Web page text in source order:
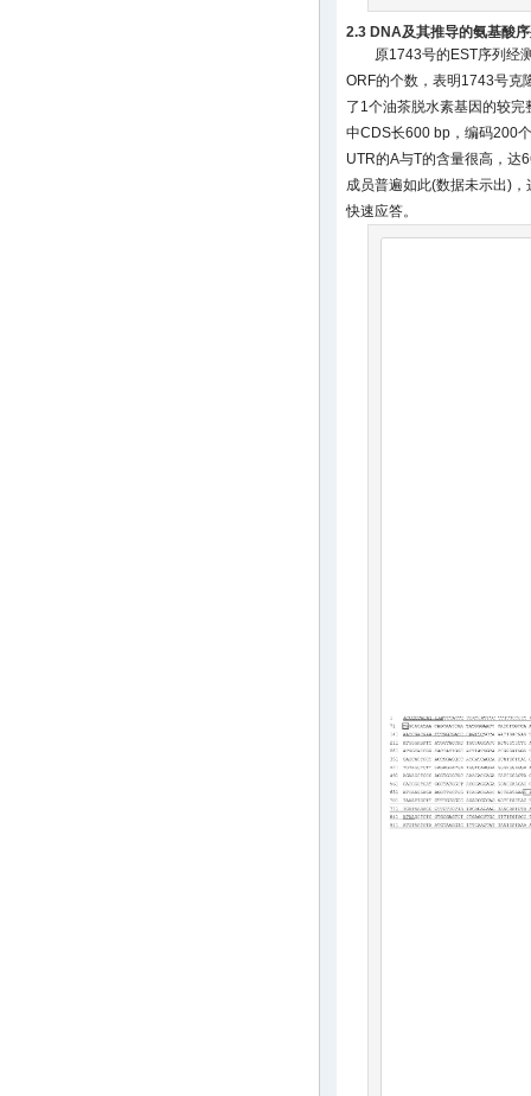
2.3 DNA及其推导的氨基酸
原1743号的EST序列经
ORF的个数，表明1743号克
了1个油茶脱水素基因的较完
中CDS长600 bp，编码200
UTR的A与T的含量很高，达
成员普遍如此(数据未示出)
快速应答。